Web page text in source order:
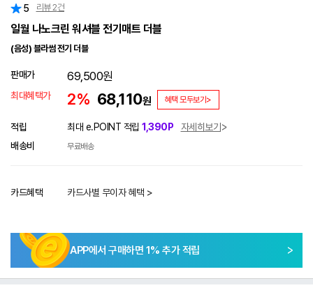
5 리뷰2건
일월 나노크린 워셔블 전기매트 더블
(음성) 블라썸 전기 더블
판매가 69,500원
최대혜택가 2% 68,110원 혜택 모두보기>
적립 최대 e.POINT 적립 1,390P
자세히보기
배송비
무료배송
카드혜택 카드사별 무이자 혜택 >
APP에서 구매하면 1% 추가 적립